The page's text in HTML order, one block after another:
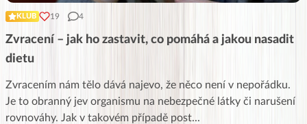
KLUB 19 4
Zvracení – jak ho zastavit, co pomáhá a jakou nasadit
dietu
Zvracením nám tělo dává najevo, že něco není v nepořádku.
Je to obranný jev organismu na nebezpečné látky či narušení
rovnováhy. Jak v takovém případě post...